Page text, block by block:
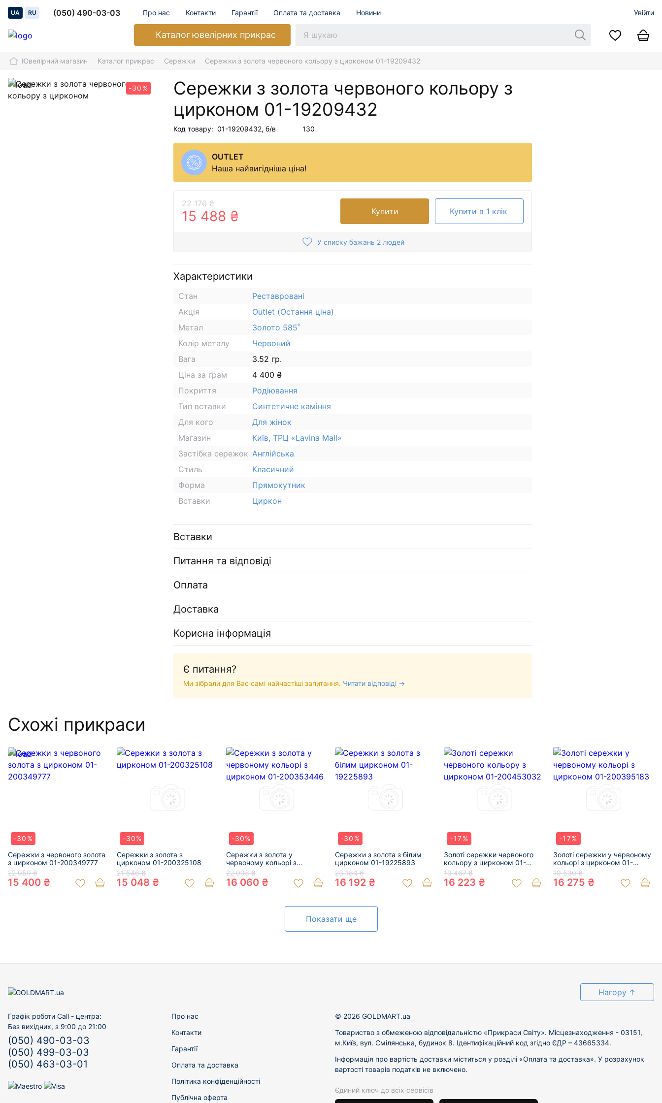
UA RU (050) 490-03-03 Про нас Контакти Гарантії Оплата та доставка Новини Увійти
Каталогювелірних прикрас
Ювелірний магазин Каталог прикрас Сережки Сережки з золота червоного кольору з цирконом 01-19209432
-30%
Сережки з золота червоного кольору з
цирконом 01-19209432
Код товару: 01-19209432, б/в 130
OUTLET
Наша найвигідніша ціна!
22 176 ₴
15 488 ₴ Купити Купити в 1 клік
У списку бажань 2 людей
Характеристики
Стан
Реставровані
Акція
Outlet (Остання ціна)
Метал
Золото 585˚
Колір металу
Червоний
Вага
3.52 гр.
Ціна за грам
4 400 ₴
Покриття
Родіювання
Тип вставки
Синтетичне каміння
Для кого
Для жінок
Магазин
Київ, ТРЦ «Lavina Mall»
Застібка сережок Англійська
Стиль
Класичний
Форма
Прямокутник
Вставки
Циркон
Вставки
Питання та відповіді
Оплата
Доставка
Корисна інформація
Є питання?
Ми зібрали для Вас самі найчастіші запитання. Читати відповіді →
Схожі прикраси
-30%
Сережки з червоного золота
з цирконом 01-200349777
22 050 ₴
15 400 ₴
-30%
Сережки з золота з
цирконом 01-200325108
21 546 ₴
15 048 ₴
-30%
Сережки з золота у
червоному кольорі з
цирконом 01-200353446
22 995 ₴
16 060 ₴
-30%
Сережки з золота з білим
цирконом 01-19225893
23 184 ₴
16 192 ₴
-17%
Золоті сережки червоного
кольору з цирконом 01-
200453032
19 467 ₴
16 223 ₴
-17%
Золоті сережки у червоному
кольорі з цирконом 01-
200395183
19 530 ₴
16 275 ₴
Показати ще
Нагору ↑
Графік роботи Call - центра:
Без вихідних, з 9:00 до 21:00
(050) 490-03-03
(050) 499-03-03
(050) 463-03-01
Про нас
Контакти
Гарантії
Оплата та доставка
Політика конфіденційності
Публічна оферта
© 2026 GOLDMART.ua
Товариство з обмеженою відповідальністю «Прикраси Світу». Місцезнаходження - 03151,
м.Київ, вул. Смілянська, будинок 8. Ідентифікаційний код згідно ЄДР – 43665334.
Інформація про вартість доставки міститься у розділі «Оплата та доставка». У розрахунок
вартості товарів податків не включено.
Єдиний ключ до всіх сервісів